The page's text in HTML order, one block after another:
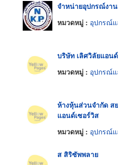
จำหน่ายอุปกรณ์งา
หมวดหมู่ : อุปกรณ์แ
บริษัท เลิศวิลัยแอน
หมวดหมู่ : อุปกรณ์แ
ห้างหุ้นส่วนจำกัด ส
แอนด์เซอร์วิส
หมวดหมู่ : อุปกรณ์แ
ส สิริซัพพลาย